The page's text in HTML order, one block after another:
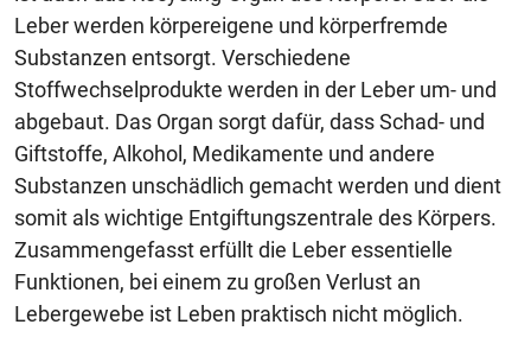
Leber werden körpereigene und körperfremde
Substanzen entsorgt. Verschiedene
Stoffwechselprodukte werden in der Leber um- und
abgebaut. Das Organ sorgt dafür, dass Schad- und
Giftstoffe, Alkohol, Medikamente und andere
Substanzen unschädlich gemacht werden und dient
somit als wichtige Entgiftungszentrale des Körpers.
Zusammengefasst erfüllt die Leber essentielle
Funktionen, bei einem zu großen Verlust an
Lebergewebe ist Leben praktisch nicht möglich.